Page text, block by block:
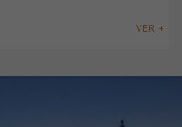
VER +